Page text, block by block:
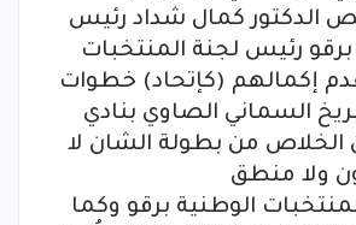
الدكتور كمال شداد رئيس
رئيس لجنة المنتخبات
إكمالهم (كإتحاد) خطوات
السماني الصاوي بنادي
الخلاص من بطولة الشان لا
ولا منطق
الوطنية برقو وكما